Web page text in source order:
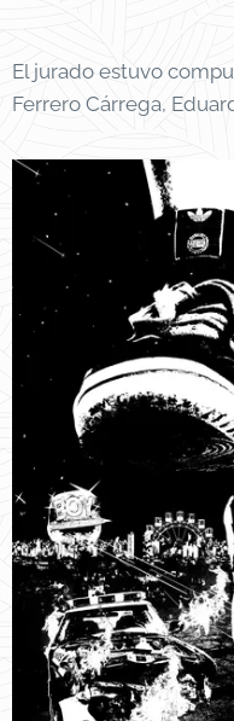
El jurado estuvo
Ferrero Cárrega,